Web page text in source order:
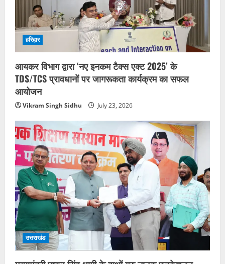
हरिद्वार
आयकर विभाग द्वारा ‘नए इनकम टैक्स एक्ट 2025’ के
TDS/TCS प्रावधानों पर जागरूकता कार्यक्रम का सफल
आयोजन
Vikram Singh Sidhu July 23, 2026
उत्तराखंड